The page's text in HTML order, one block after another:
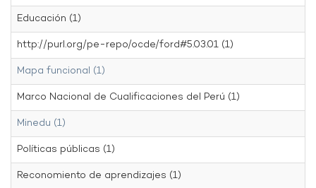
Educación (1)
http://purl.org/pe-repo/ocde/ford#5.03.01 (1)
Mapa funcional (1)
Marco Nacional de Cualificaciones del Perú (1)
Minedu (1)
Políticas públicas (1)
Reconomiento de aprendizajes (1)